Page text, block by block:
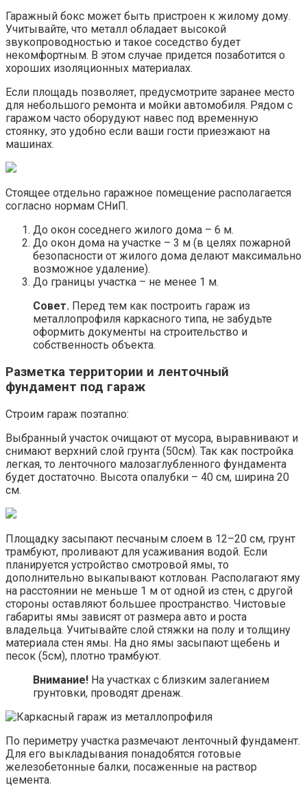
Гаражный бокс может быть пристроен к жилому дому.
Учитывайте, что металл обладает высокой
звукопроводностью и такое соседство будет
некомфортным. В этом случае придется позаботится о
хороших изоляционных материалах.
Если площадь позволяет, предусмотрите заранее место
для небольшого ремонта и мойки автомобиля. Рядом с
гаражом часто оборудуют навес под временную
стоянку, это удобно если ваши гости приезжают на
машинах.
Стоящее отдельно гаражное помещение располагается
согласно нормам СНиП.
До окон соседнего жилого дома – 6 м.
До окон дома на участке – 3 м (в целях пожарной
безопасности от жилого дома делают максимально
возможное удаление).
До границы участка – не менее 1 м.
Совет. Перед тем как построить гараж из
металлопрофиля каркасного типа, не забудьте
оформить документы на строительство и
собственность объекта.
Разметка территории и ленточный
фундамент под гараж
Строим гараж поэтапно:
Выбранный участок очищают от мусора, выравнивают и
снимают верхний слой грунта (50см). Так как постройка
легкая, то ленточного малозаглубленного фундамента
будет достаточно. Высота опалубки – 40 см, ширина 20
см.
Площадку засыпают песчаным слоем в 12–20 см, грунт
трамбуют, проливают для усаживания водой. Если
планируется устройство смотровой ямы, то
дополнительно выкапывают котлован. Располагают яму
на расстоянии не меньше 1 м от одной из стен, с другой
стороны оставляют большее пространство. Чистовые
габариты ямы зависят от размера авто и роста
владельца. Учитывайте слой стяжки на полу и толщину
материала стен ямы. На дно ямы засыпают щебень и
песок (5см), плотно трамбуют.
Внимание! На участках с близким залеганием
грунтовки, проводят дренаж.
По периметру участка размечают ленточный фундамент.
Для его выкладывания понадобятся готовые
железобетонные балки, посаженные на раствор
цемента.